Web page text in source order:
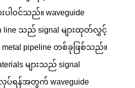
းပါဝင်သည်။ waveguide
line သည် signal များထုတ်လွှင့်
pipeline တစ်ခုဖြစ်သည်။
များသည် signal
လုပ်ရန်အတွက် waveguide